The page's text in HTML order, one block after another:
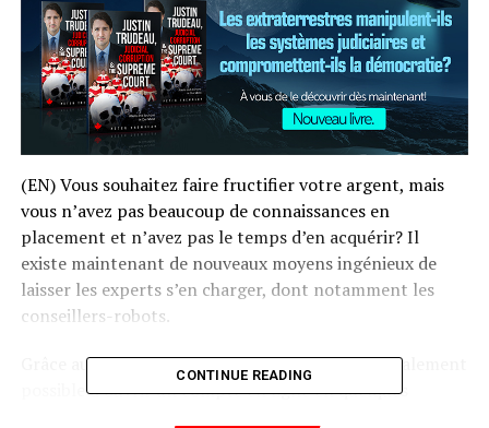
(EN) Vous souhaitez faire fructifier votre argent, mais
vous n’avez pas beaucoup de connaissances en
placement et n’avez pas le temps d’en acquérir? Il
existe maintenant de nouveaux moyens ingénieux de
laisser les experts s’en charger, dont notamment les
conseillers-robots.
Grâce au service de conseiller-robot, il est généralement
possible d’ouvrir un compte en ligne en quelques
CONTINUE READING